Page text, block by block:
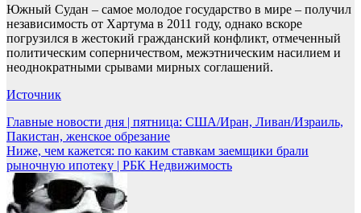
Южный Судан – самое молодое государство в мире – получил
независимость от Хартума в 2011 году, однако вскоре
погрузился в жестокий гражданский конфликт, отмеченный
политическим соперничеством, межэтническим насилием и
неоднократными срывами мирных соглашений.
Источник
Навигация
по
записям
Главные новости дня | пятница: США/Иран, Ливан/Израиль,
Пакистан, женское обрезание
Ниже, чем кажется: по каким ставкам заемщики брали
рыночную ипотеку | РБК Недвижимость